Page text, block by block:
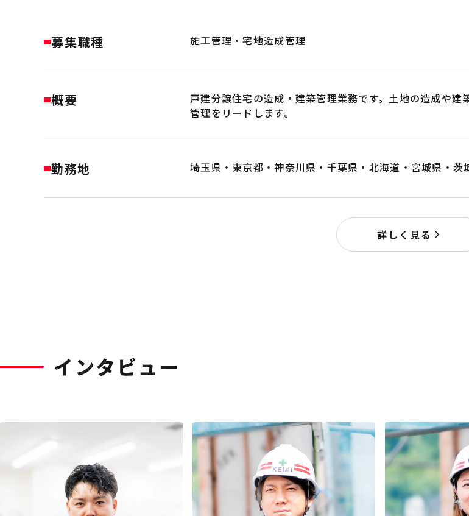
募集職種 施工管理・宅地造成管理
概要
戸建分譲住宅の造成・建築管理業務です。土地の造成や
管理をリードします。
勤務地 埼玉県・東京都・神奈川県・千葉県・北海道・宮城県・
詳しく見る
インタビュー